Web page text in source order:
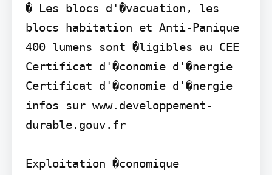
� Les blocs d'�vacuation, les
blocs habitation et Anti-Panique
400 lumens sont �ligibles au CEE
Certificat d'�conomie d'�nergie
Certificat d'�conomie d'�nergie
infos sur www.developpement-
durable.gouv.fr
Exploitation �conomique